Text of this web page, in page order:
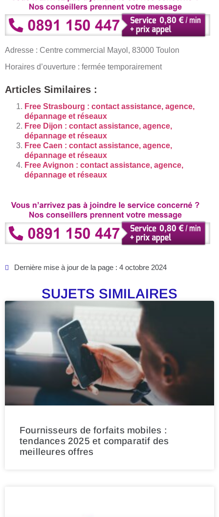
Adresse : Centre commercial Mayol, 83000 Toulon
Horaires d’ouverture : fermée temporairement
Articles Similaires :
Free Strasbourg : contact assistance, agence,
dépannage et réseaux
Free Dijon : contact assistance, agence,
dépannage et réseaux
Free Caen : contact assistance, agence,
dépannage et réseaux
Free Avignon : contact assistance, agence,
dépannage et réseaux
Dernière mise à jour de la page : 4 octobre 2024
SUJETS SIMILAIRES
Fournisseurs de forfaits mobiles :
tendances 2025 et comparatif des
meilleures offres